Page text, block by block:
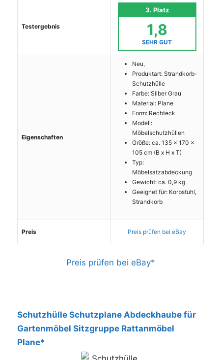
Testergebnis
3. Platz
1,8
SEHR GUT
Eigenschaften
Neu,
Produktart: Strandkorb-
Schutzhülle
Farbe: Silber Grau
Material: Plane
Form: Rechteck
Modell:
Möbelschutzhüllen
Größe: ca. 135 x 170 x
105 cm (B x H x T)
Typ:
Möbelsatzabdeckung
Gewicht: ca. 0,9 kg
Geeignet für: Korbstuhl,
Strandkorb
Preis Preis prüfen bei eBay
Preis prüfen bei eBay*
Schutzhülle Schutzplane Abdeckhaube für
Gartenmöbel Sitzgruppe Rattanmöbel
Plane*